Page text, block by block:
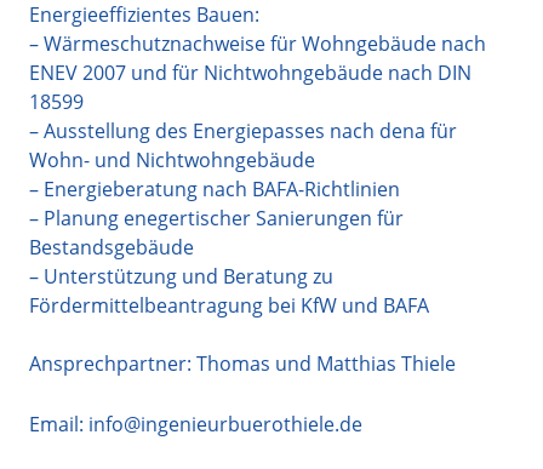
Energieeffizientes Bauen:
– Wärmeschutznachweise für Wohngebäude nach
ENEV 2007 und für Nichtwohngebäude nach DIN
18599
– Ausstellung des Energiepasses nach dena für
Wohn- und Nichtwohngebäude
– Energieberatung nach BAFA-Richtlinien
– Planung enegertischer Sanierungen für
Bestandsgebäude
– Unterstützung und Beratung zu
Fördermittelbeantragung bei KfW und BAFA
Ansprechpartner: Thomas und Matthias Thiele
Email: info@ingenieurbuerothiele.de